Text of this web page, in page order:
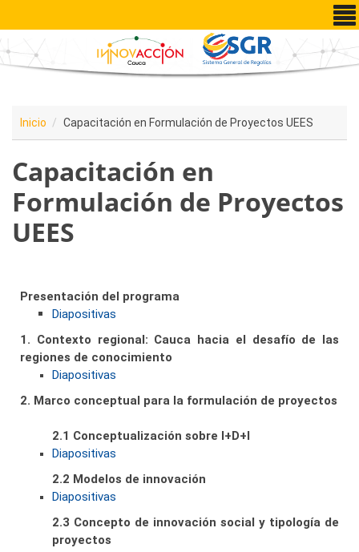
Pasar al contenido principal
Inicio Capacitación en Formulación de Proyectos UEES
Capacitación en
Formulación de Proyectos
UEES
Presentación del programa
Diapositivas
1. Contexto regional: Cauca hacia el desafío de las
regiones de conocimiento
Diapositivas
2. Marco conceptual para la formulación de proyectos
2.1 Conceptualización sobre I+D+I
Diapositivas
2.2 Modelos de innovación
Diapositivas
2.3 Concepto de innovación social y tipología de
proyectos